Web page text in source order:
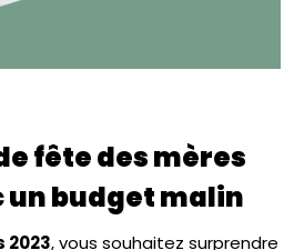
fête des mères
un budget malin
2023, vous souhaitez surprendre